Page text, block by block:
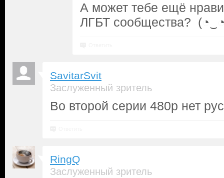
А может тебе ещё
ЛГБТ сообщества?
SavitarSvit
Заслуженный зритель
Во второй серии 480р нет
RingQ
Заслуженный зритель